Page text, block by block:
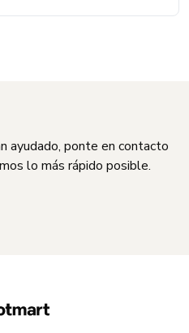
ayudado, ponte en contacto
lo más rápido posible.